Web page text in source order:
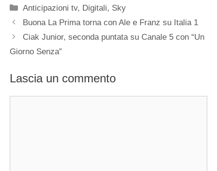
Categorie
Anticipazioni tv, Digitali, Sky
Buona La Prima torna con Ale e Franz su Italia 1
Ciak Junior, seconda puntata su Canale 5 con “Un
Giorno Senza”
Lascia un commento